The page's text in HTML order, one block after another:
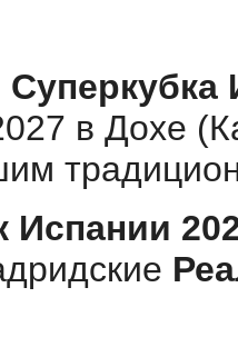
Суперкубка
в Дохе
Испании